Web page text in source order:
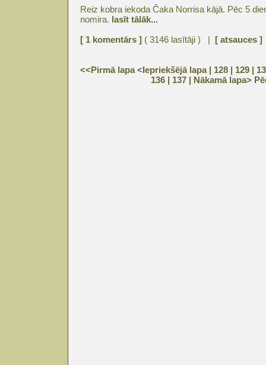
Reiz kobra iekoda Čaka Norrisa kājā. Pēc 5
nomira. lasīt tālāk...
[ 1 komentārs ] ( 3146 lasītāji ) | [ atsauces ]
<<Pirmā lapa<Iepriekšējā lapa | 128 | 129 |
136| 137| Nākamā lapa>